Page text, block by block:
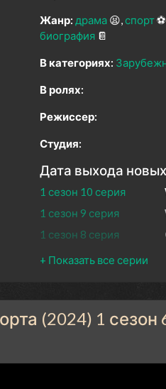
Жанр: драма 😫 спорт⚽
биография 📔
В категориях:
В ролях:
Режиссер:
Студия:
Дата выхода
1 сезон 10 серия
1 сезон 9 серия
1 сезон 8 серия
1 сезон 7 серия
1 сезон 5 серия
1 сезон 4 серия
1 сезон 2 серия
(2024) 1 сезон